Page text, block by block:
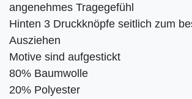
angenehmes Tragegefühl
Hinten 3 Druckknöpfe seitlich zum
Ausziehen
Motive sind aufgestickt
80% Baumwolle
20% Polyester